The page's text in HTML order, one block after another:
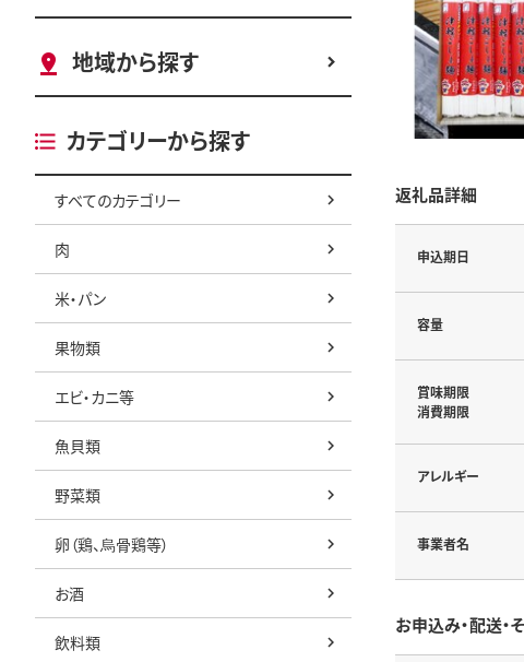
地域から探す
カテゴリーから探す
すべてのカテゴリー
肉
米・パン
果物類
エビ・カニ等
魚貝類
野菜類
卵（鶏、烏骨鶏等）
お酒
飲料類
返礼品詳細
申込期日
容量
賞味期限
消費期限
アレルギー
事業者名
お申込み・配送・